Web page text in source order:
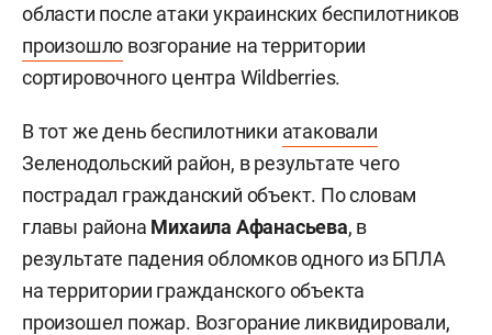
области после атаки украинских беспилотников
произошло возгорание на территории
сортировочного центра Wildberries.
В тот же день беспилотники атаковали
Зеленодольский район, в результате чего
пострадал гражданский объект. По словам
главы района Михаила Афанасьева, в
результате падения обломков одного из БПЛА
на территории гражданского объекта
произошел пожар. Возгорание ликвидировали,